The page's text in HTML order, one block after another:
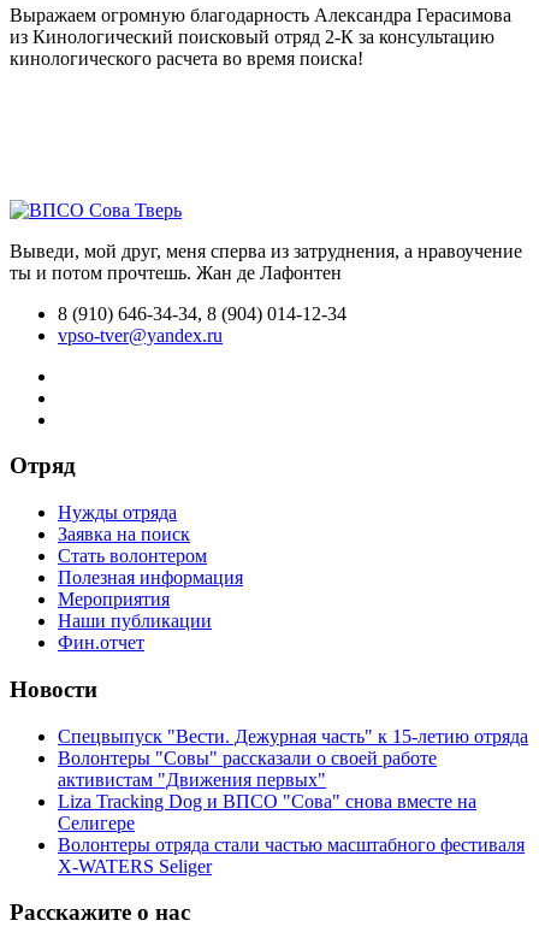
Выражаем огромную благодарность Александра Герасимова
из Кинологический поисковый отряд 2-К за консультацию
кинологического расчета во время поиска!
Выведи, мой друг, меня сперва из затруднения, а нравоучение
ты и потом прочтешь. Жан де Лафонтен
8 (910) 646-34-34, 8 (904) 014-12-34
vpso-tver@yandex.ru
Отряд
Нужды отряда
Заявка на поиск
Стать волонтером
Полезная информация
Мероприятия
Наши публикации
Фин.отчет
Новости
Спецвыпуск "Вести. Дежурная часть" к 15-летию отряда
Волонтеры "Совы" рассказали о своей работе
активистам "Движения первых"
Liza Tracking Dog и ВПСО "Сова" снова вместе на
Селигере
Волонтеры отряда стали частью масштабного фестиваля
X-WATERS Seliger
Расскажите о нас